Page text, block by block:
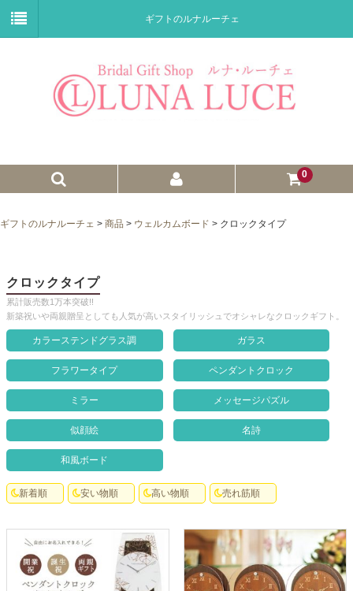
ギフトのルナルーチェ
0
ウェイトドール
子育て卒業証書
ウェルカムボード
クロックギフト
ペーパーアイテム
引出物ギフト
ブライダルバッグ
演出用品
ギフトのルナルーチェ > 商品 > ウェルカムボード > クロックタイプ
クロックタイプ
累計販売数1万本突破!!
新築祝いや両親贈呈としても人気が高いスタイリッシュでオシャレなクロックギフト。
カラーステンドグラス調 ガラス
フラワータイプ ペンダントクロック
ミラー メッセージパズル
似顔絵 名詩
和風ボード
新着順 安い物順 高い物順 売れ筋順